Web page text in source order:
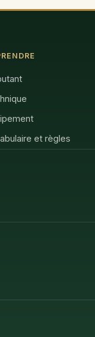
et règles